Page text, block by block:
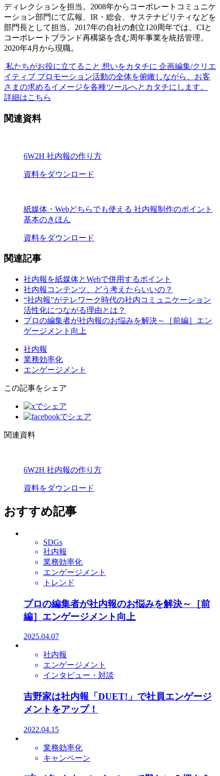
ディレクションを担当。2008年からコーポレートコミュニケ
ーション部門にて広報、IR・総会、サステナビリティなどを
部門長として担当。2017年の自社の創立120周年では、CIと
コーポレートブランド再構築を含む周年事業を統括管理。
2020年4月から現職。
私たちがお役に立てること 想いをカタチに 企画編集/クリエ
イティブ プロモーション活動の全体を俯瞰しながら、お客
さまの求めるイメージを各種ツールへとカタチにします。
詳細はこちら
関連資料
6W2H 社内報の作り方
資料をダウンロード
紙媒体・Webどちらでも使える 社内報制作のポイント
基本のきほん
資料をダウンロード
関連記事
社内報を紙媒体とWebで併用するポイント
社内報コンテンツ、どう考えたらいいの？
“社内報”がテレワーク時代の社内コミュニケーション
活性化につながる理由とは？
プロの編集者が社内報のお悩みを解決～［前編］エン
ゲージメント向上
社内報
業務効率化
エンゲージメント
この記事をシェア
関連資料
6W2H 社内報の作り方
資料をダウンロード
おすすめ記事
SDGs
社内報
業務効率化
エンゲージメント
トレンド
プロの編集者が社内報のお悩みを解決～［前
編］エンゲージメント向上
2025.04.07
社内報
エンゲージメント
インタビュー・対談
吉野家は社内報「DUET!」で社員エンゲージ
メントをアップ！
2022.04.15
業務効率化
キャンペーン